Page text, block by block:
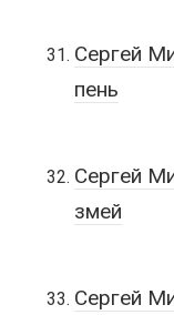
Сергей
пень
Сергей
змей
Сергей